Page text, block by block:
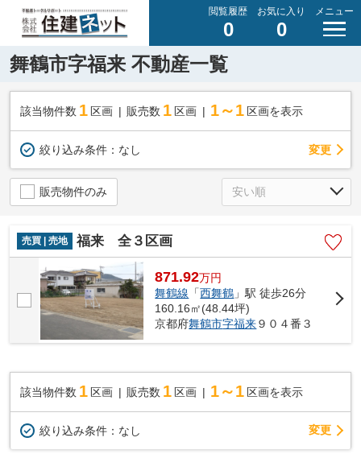
閲覧履歴
0
お気に入り
0
メニュー
舞鶴市字福来 不動産一覧
該当物件数 1 区画 販売数 1 区画 1～1 区画を表示
絞り込み条件： なし 変更
販売物件のみ
売買 | 売地 福来 全３区画
871.92万円
舞鶴線 「西舞鶴 」駅 徒歩26分
160.16㎡(48.44坪)
京都府舞鶴市字福来９０４番３
該当物件数 1 区画 販売数 1 区画 1～1 区画を表示
絞り込み条件： なし 変更